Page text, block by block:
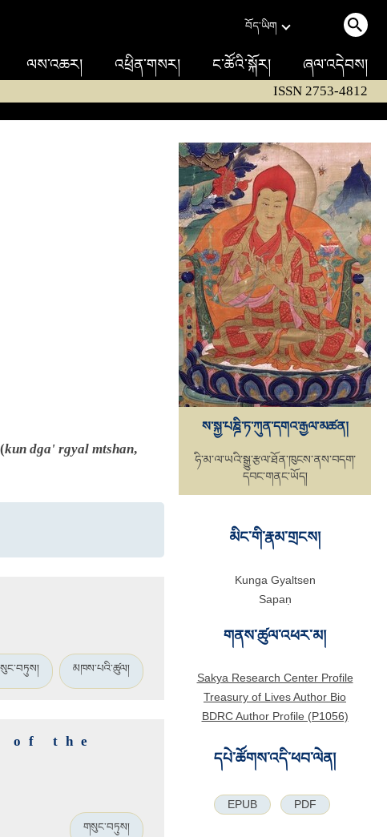
བོད་ཡིག
ལས་འཆར། འཕྲིན་གསར། ང་ཚོའི་སྐོར། ཞལ་འདེབས།
ISSN 2753-4812
kun dga' rgyal mtshan,
མཁས་པའི་ཚུལ།
of the
གསུང་བཏུས།
ས་སྐྱ་པཎྜི་ཏ་ཀུན་དགའ་རྒྱལ་མཚན།
ཧི་མ་ལ་ཡའི་སྒྱུ་རྩལ་ཐོན་ཁུངས་ནས་བདག་
དབང་གནང་ཡོད།
མིང་གི་རྣམ་གྲངས།
Kunga Gyaltsen
Sapaṇ
གནས་ཚུལ་འཕར་མ།
Sakya Research Center Profile
Treasury of Lives Author Bio
BDRC Author Profile (P1056)
དཔེ་ཚོགས་འདི་ཕབ་ལེན།
EPUB PDF